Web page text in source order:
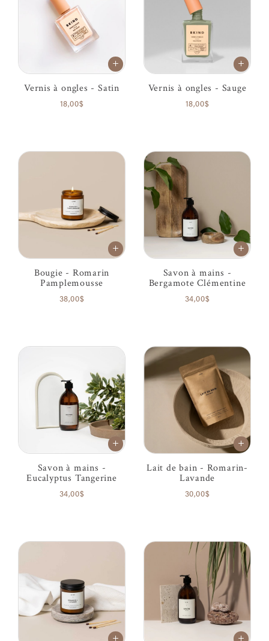
Vernis à ongles - Satin
18,00$
Vernis à ongles - Sauge
18,00$
Bougie - Romarin
Pamplemousse
38,00$
Savon à mains -
Bergamote Clémentine
34,00$
Savon à mains -
Eucalyptus Tangerine
34,00$
Lait de bain - Romarin-
Lavande
30,00$